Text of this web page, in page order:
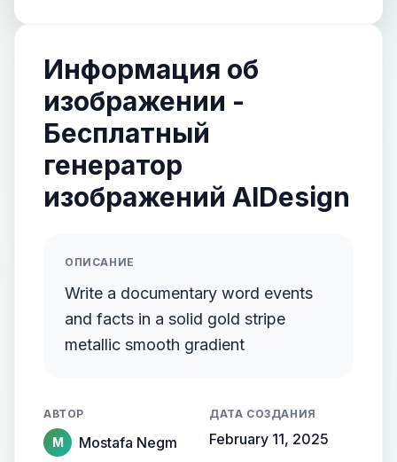
Информация об
изображении -
Бесплатный
генератор
изображений AIDesign
ОПИСАНИЕ
Write a documentary word events
and facts in a solid gold stripe
metallic smooth gradient
АВТОР
M Mostafa Negm
ДАТА СОЗДАНИЯ
February 11, 2025